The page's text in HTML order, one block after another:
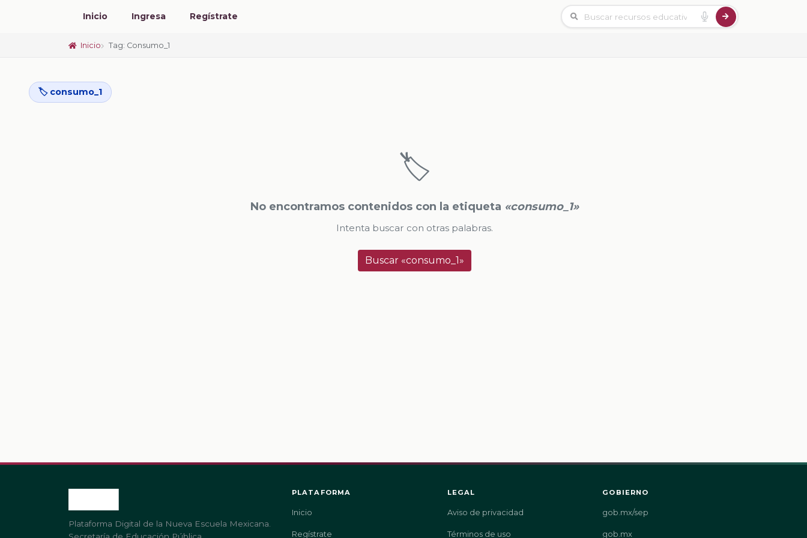
Inicio Ingresa Regístrate
Inicio Tag: Consumo_1
🏷️ consumo_1
🏷️
No encontramos contenidos con la etiqueta «consumo_1»
Intenta buscar con otras palabras.
Buscar «consumo_1»
Plataforma Digital de la Nueva Escuela Mexicana.
PLATAFORMA
Inicio
Regístrate
LEGAL
Aviso de privacidad
Términos de uso
GOBIERNO
gob.mx/sep
gob.mx